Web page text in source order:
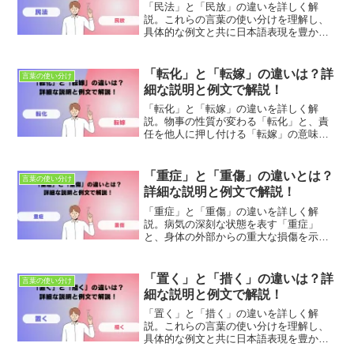
「民法」と「民放」の違いを詳しく解
説。これらの言葉の使い分けを理解し、
具体的な例文と共に日本語表現を豊かに
ンを目指します。
言葉の使い分け
「転化」と「転嫁」の違いは？詳
細な説明と例文で解説！
「転化」と「転嫁」の違いを詳しく解
説。物事の性質が変わる「転化」と、責
任を他人に押し付ける「転嫁」の意味と
にし、コミュニケーション力を向上させ
ましょう。
言葉の使い分け
「重症」と「重傷」の違いとは？
詳細な説明と例文で解説！
「重症」と「重傷」の違いを詳しく解
説。病気の深刻な状態を表す「重症」
と、身体の外部からの重大な損傷を示す
本語表現力を向上させます。
言葉の使い分け
「置く」と「措く」の違いは？詳
細な説明と例文で解説！
「置く」と「措く」の違いを詳しく解
説。これらの言葉の使い分けを理解し、
具体的な例文と共に日本語表現を豊かに